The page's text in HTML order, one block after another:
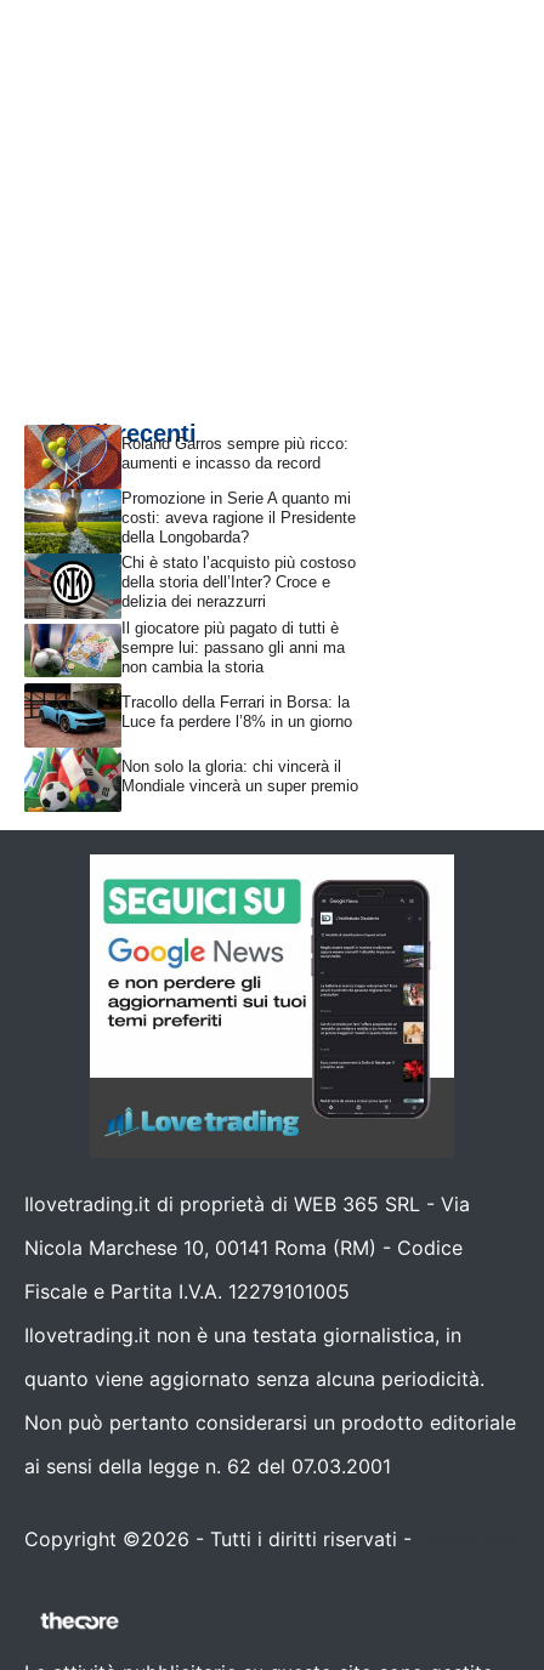
Articoli recentiRoland Garros sempre più ricco:
aumenti e incasso da record
Promozione in Serie A quanto mi
costi: aveva ragione il Presidente
della Longobarda?
Chi è stato l’acquisto più costoso
della storia dell’Inter? Croce e
delizia dei nerazzurri
Il giocatore più pagato di tutti è
sempre lui: passano gli anni ma
non cambia la storia
Tracollo della Ferrari in Borsa: la
Luce fa perdere l’8% in un giorno
Non solo la gloria: chi vincerà il
Mondiale vincerà un super premio
Ilovetrading.it di proprietà di WEB 365 SRL - Via
Nicola Marchese 10, 00141 Roma (RM) - Codice
Fiscale e Partita I.V.A. 12279101005
Ilovetrading.it non è una testata giornalistica, in
quanto viene aggiornato senza alcuna periodicità.
Non può pertanto considerarsi un prodotto editoriale
ai sensi della legge n. 62 del 07.03.2001
Copyright ©2026 - Tutti i diritti riservati -